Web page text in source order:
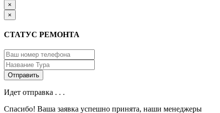
×
×
СТАТУС РЕМОНТА
Идет отправка . . .
Спасибо! Ваша заявка успешно принята, наши менеджеры